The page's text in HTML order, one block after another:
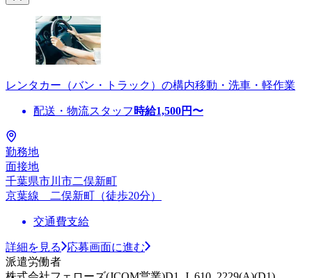
レンタカー（バン・トラック）の構内移動・洗車・軽作業
配送・物流スタッフ 時給1,500円〜
勤務地
面接地
千葉県市川市二俣新町
京葉線 二俣新町（徒歩20分）
交通費支給
詳細を見る
応募画面に進む
派遣労働者